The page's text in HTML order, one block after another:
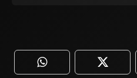
WhatsApp Twitter